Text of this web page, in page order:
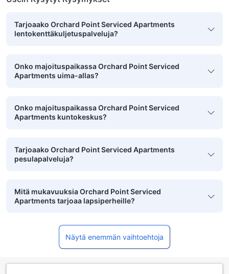
Tarjoaako Orchard Point Serviced Apartments
lentokenttäkuljetuspalveluja?
Onko majoituspaikassa Orchard Point Serviced
Apartments uima-allas?
Onko majoituspaikassa Orchard Point Serviced
Apartments kuntokeskus?
Tarjoaako Orchard Point Serviced Apartments
pesulapalveluja?
Mitä mukavuuksia Orchard Point Serviced
Apartments tarjoaa lapsiperheille?
Näytä enemmän vaihtoehtoja